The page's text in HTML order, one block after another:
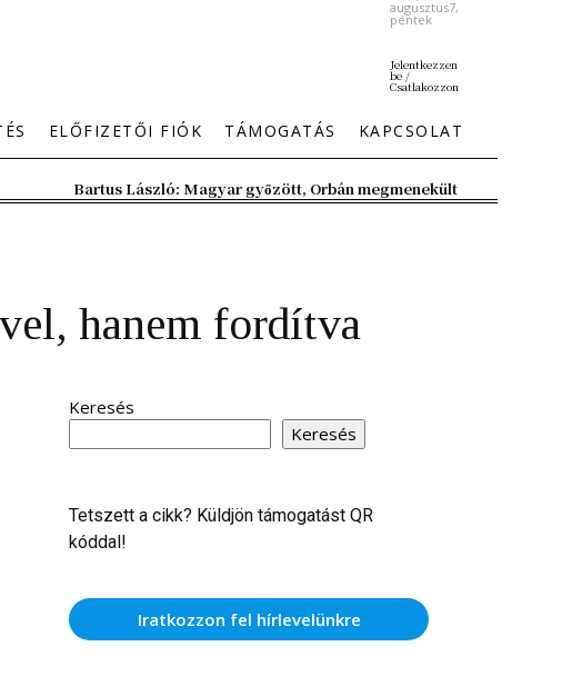
augusztus7,
péntek
Jelentkezzen
be /
Csatlakozzon
ELŐFIZETŐI FIÓK TÁMOGATÁS KAPCSOLAT
Bartus László: Magyar győzött, Orbán megmenekült
hanem fordítva
Keresés
Keresés
Tetszett a cikk? Küldjön támogatást QR
kóddal!
Iratkozzon fel hírlevelünkre